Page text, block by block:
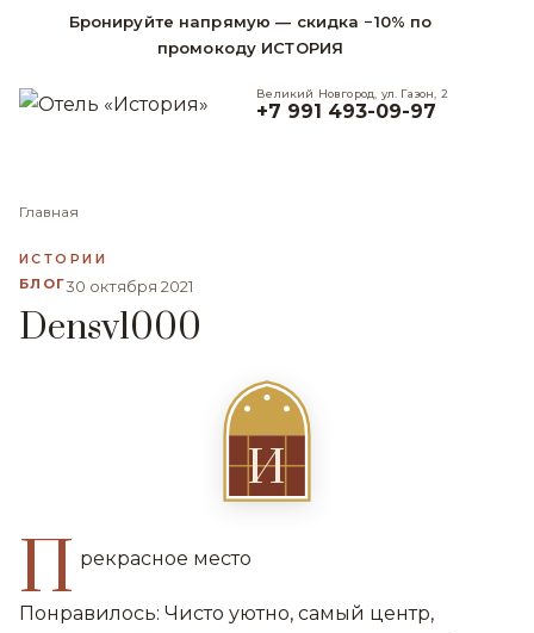
Бронируйте напрямую — скидка −10% по
промокоду ИСТОРИЯ
Великий Новгород, ул. Газон, 2
+7 991 493-09-97
Главная
ИСТОРИИ
БЛОГ30 октября 2021
Densv1000
И
П рекрасное место
Понравилось: Чисто уютно, самый центр,